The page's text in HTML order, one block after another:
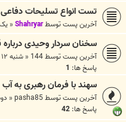
تست انواع تسلیحات دفاعی
آخرین پست توسطShahryar
« یک‌شنبه
سخنان سردار وحیدی درباره
آخرین پست توسط144
« شنبه ۱۲ اسفند ۱۳۹۱, ۴:۲۰ ب.ظ
پاسخ ها: 1
سهند با فرمان رهبری به آب
آخرین پست توسطpasha85
« دوشنبه
پاسخ ها: 42